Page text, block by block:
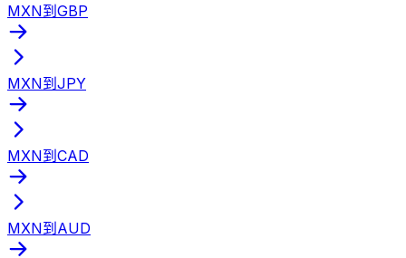
MXN到GBP
MXN到JPY
MXN到CAD
MXN到AUD